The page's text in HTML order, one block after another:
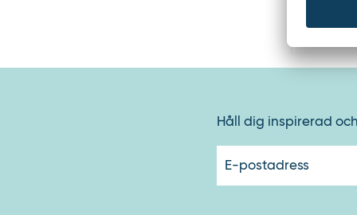
mm
bredder. 2-
Från
Håll dig inspirerad